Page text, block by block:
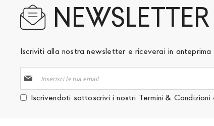
NEWSLETTER
Iscriviti alla nostra newsletter e riceverai in
alla
nostra
Newsletter:
Iscrivendoti sottoscrivi i nostri Termini & Condizioni